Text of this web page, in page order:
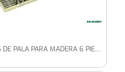
CARTUCHO DE BROCAS DE PALA PARA MADERA 6 PIEZAS (6/8/10/12/14/16 X 230 MM)